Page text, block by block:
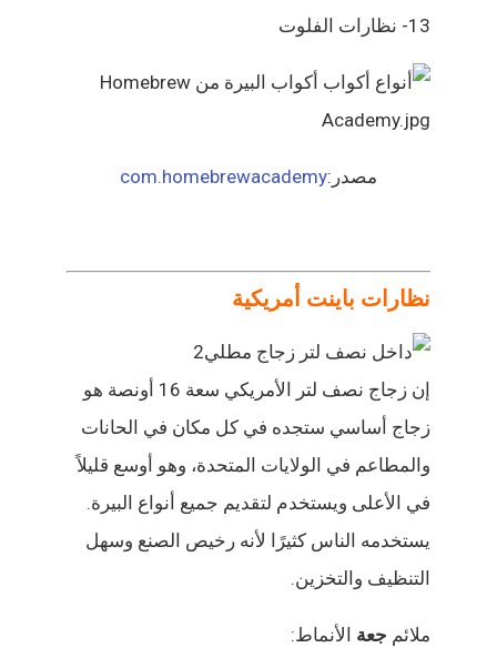
13- نظارات الفلوت
مصدر:com.homebrewacademy
نظارات باينت أمريكية
إن زجاج نصف لتر الأمريكي سعة 16 أونصة هو
زجاج أساسي ستجده في كل مكان في الحانات
والمطاعم في الولايات المتحدة، وهو أوسع قليلاً
في الأعلى ويستخدم لتقديم جميع أنواع البيرة.
يستخدمه الناس كثيرًا لأنه رخيص الصنع وسهل
التنظيف والتخزين.
ملائم جعة الأنماط: